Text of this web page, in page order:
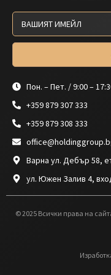
Пон. – Пет. / 9:00 –
+359 879 307 333
+359 879 308 333
Варна ул. Дебър 58,
ул. Южен Залив 4,
© 2025 Всички права на